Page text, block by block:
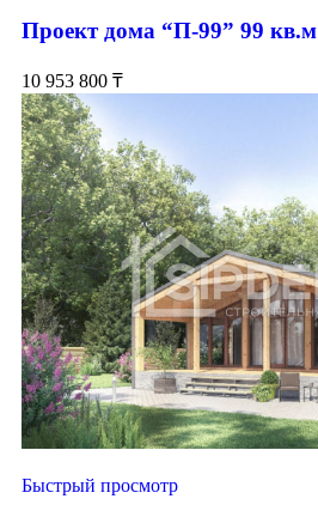
Проект дома “П-99” 99 кв.м
10 953 800 ₸
Быстрый просмотр